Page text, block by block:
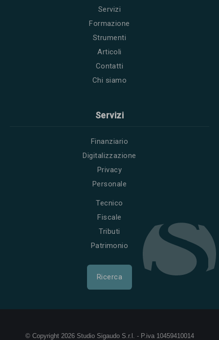
Servizi
Formazione
Strumenti
Articoli
Contatti
Chi siamo
Servizi
Finanziario
Digitalizzazione
Privacy
Personale
Tecnico
Fiscale
Tributi
Patrimonio
Ricerca
© Copyright 2026 Studio Sigaudo S.r.l. - P.iva 10459410014